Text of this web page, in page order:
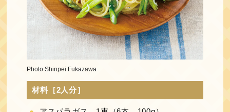
Photo:Shinpei Fukazawa
材料［2人分］